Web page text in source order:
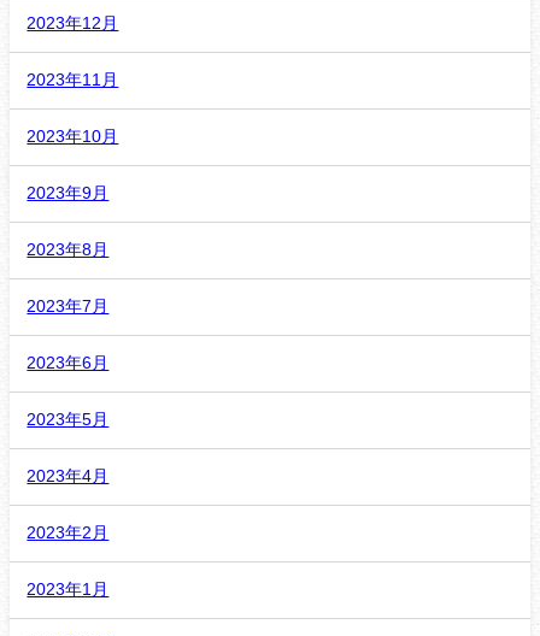
2023年12月
2023年11月
2023年10月
2023年9月
2023年8月
2023年7月
2023年6月
2023年5月
2023年4月
2023年2月
2023年1月